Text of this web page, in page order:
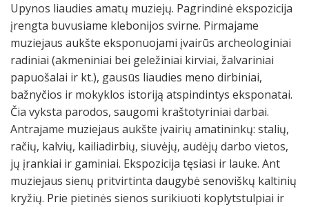
Upynos liaudies amatų muziejų. Pagrindinė ekspozicija
įrengta buvusiame klebonijos svirne. Pirmajame
muziejaus aukšte eksponuojami įvairūs archeologiniai
radiniai (akmeniniai bei geležiniai kirviai, žalvariniai
papuošalai ir kt.), gausūs liaudies meno dirbiniai,
bažnyčios ir mokyklos istoriją atspindintys eksponatai.
Čia vyksta parodos, saugomi kraštotyriniai darbai.
Antrajame muziejaus aukšte įvairių amatininkų: stalių,
račių, kalvių, kailiadirbių, siuvėjų, audėjų darbo vietos,
jų įrankiai ir gaminiai. Ekspozicija tęsiasi ir lauke. Ant
muziejaus sienų pritvirtinta daugybė senoviškų kaltinių
kryžių. Prie pietinės sienos surikiuoti koplytstulpiai ir